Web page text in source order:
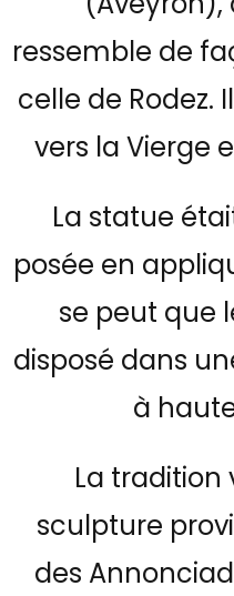
ressemble de
celle de Rodez.
vers la Vierge
La statue
posée en
se peut que
disposé dans
à
La
sculpture
des